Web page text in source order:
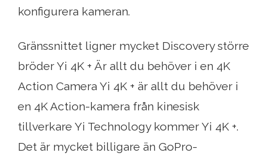
konfigurera kameran.
Gränssnittet ligner mycket Discovery större
bröder Yi 4K + Är allt du behöver i en 4K
Action Camera Yi 4K + är allt du behöver i
en 4K Action-kamera från kinesisk
tillverkare Yi Technology kommer Yi 4K +.
Det är mycket billigare än GoPro-